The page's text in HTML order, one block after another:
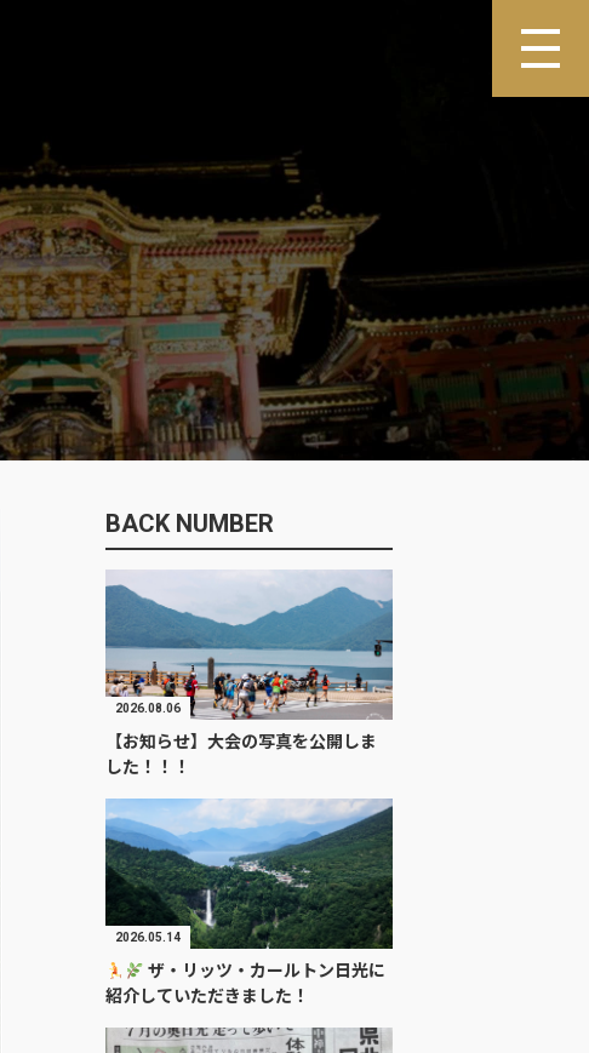
BACK NUMBER
2026.08.06
【お知らせ】大会の写真を公開しま
した！！！
2026.05.14
ザ・リッツ・カールトン日光に
紹介していただきました！